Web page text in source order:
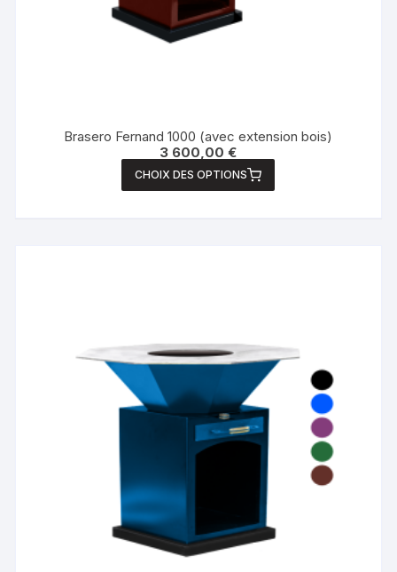
Brasero Fernand 1000 (avec extension bois)
3 600,00€
CHOIX DES OPTIONS